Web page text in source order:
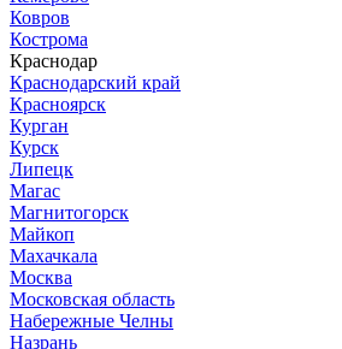
Ковров
Кострома
Краснодар
Краснодарский край
Красноярск
Курган
Курск
Липецк
Магас
Магнитогорск
Майкоп
Махачкала
Москва
Московская область
Набережные Челны
Назрань